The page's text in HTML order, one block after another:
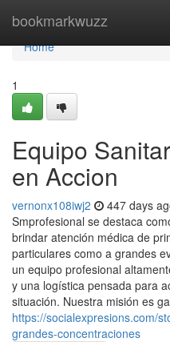
bookmarkwuzz
Home
Home
1
Equipo
en Accion
vernonx108iwj2 447 days
Smprofesional se destaca
brindar atención médica de
particulares como a grandes
un equipo profesional
y una logística pensada para
situación. Nuestra misión es
https://socialexpresions.com/
grandes-concentraciones